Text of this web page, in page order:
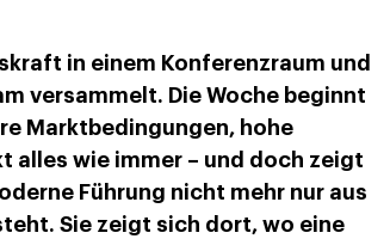
in einem Konferenzraum und
versammelt. Die Woche beginnt
Marktbedingungen, hohe
alles wie immer – und doch zeigt
Führung nicht mehr nur aus
Sie zeigt sich dort, wo eine